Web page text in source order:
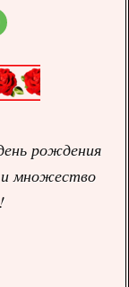
рождения
и множество